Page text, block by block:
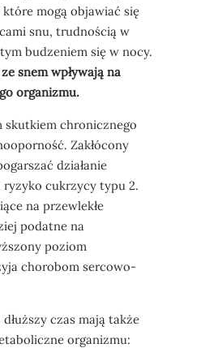
mogą objawiać się
snu, trudnością w
budzeniem się w nocy.
snem wpływają na
organizmu.
skutkiem chronicznego
Zakłócony
działanie
ryzyko cukrzycy typu 2.
na przewlekłe
podatne na
poziom
chorobom sercowo-
czas mają także
organizmu: